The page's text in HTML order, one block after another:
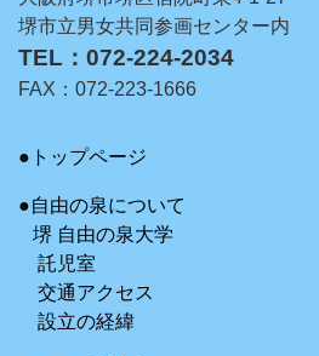
堺市立男女共同参画センター内
TEL：072-224-2034
FAX：072-223-1666
●トップページ
●自由の泉について
堺 自由の泉大学
託児室
交通アクセス
設立の経緯